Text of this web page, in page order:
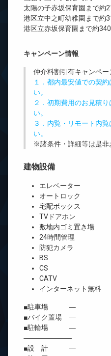
太陽の子赤坂保育園まで約
港区立中之町幼稚園まで約
港区立赤坂保育園まで約
キャンペーン情報
仲介料割引有キャンペー
１．都内最安値での契
い。
２．初期費用のお見積
い。
３．内覧・リモート内
い。
※諸条件・詳細等は是非
建物設備
エレベーター
オートロック
宅配ボックス
TVドアホン
敷地内ゴミ置き場
24時間管理
防犯カメラ
BS
CS
CATV
インターネット無料
■駐車場 ―
■バイク置場 ―
■駐輪場 ―
―――――――
■設 計 ―